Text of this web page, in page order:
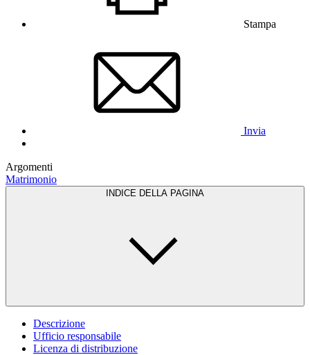
Stampa
Invia
Argomenti
Matrimonio
INDICE DELLA PAGINA
Descrizione
Ufficio responsabile
Licenza di distribuzione